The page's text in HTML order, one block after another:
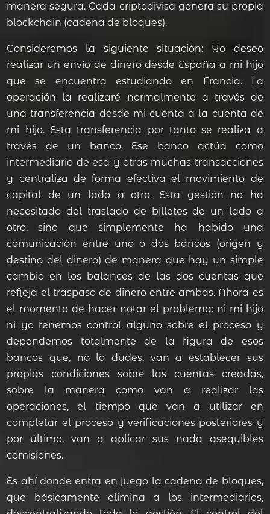
manera segura. Cada criptodivisa genera su propia
blockchain (cadena de bloques).
Consideremos la siguiente situación: Yo deseo
realizar un envío de dinero desde España a mi hijo
que se encuentra estudiando en Francia. La
operación la realizaré normalmente a través de
una transferencia desde mi cuenta a la cuenta de
mi hijo. Esta transferencia por tanto se realiza a
través de un banco. Ese banco actúa como
intermediario de esa y otras muchas transacciones
y centraliza de forma efectiva el movimiento de
capital de un lado a otro. Esta gestión no ha
necesitado del traslado de billetes de un lado a
otro, sino que simplemente ha habido una
comunicación entre uno o dos bancos (origen y
destino del dinero) de manera que hay un simple
cambio en los balances de las dos cuentas que
refleja el traspaso de dinero entre ambas. Ahora es
el momento de hacer notar el problema: ni mi hijo
ni yo tenemos control alguno sobre el proceso y
dependemos totalmente de la figura de esos
bancos que, no lo dudes, van a establecer sus
propias condiciones sobre las cuentas creadas,
sobre la manera como van a realizar las
operaciones, el tiempo que van a utilizar en
completar el proceso y verificaciones posteriores y
por último, van a aplicar sus nada asequibles
comisiones.
Es ahí donde entra en juego la cadena de bloques,
que básicamente elimina a los intermediarios,